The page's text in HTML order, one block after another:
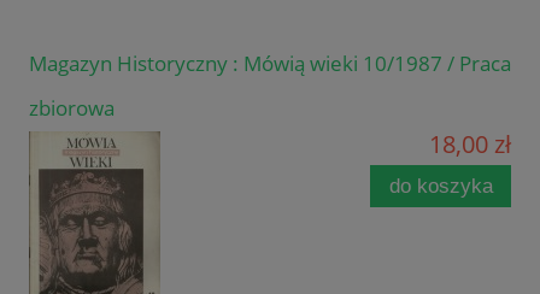
Magazyn Historyczny : Mówią wieki 10/1987 / Praca
zbiorowa
18,00 zł
do koszyka